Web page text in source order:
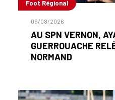
Foot Régional
06/08/2026
AU SPN VERNON,
GUERROUACHE
NORMAND